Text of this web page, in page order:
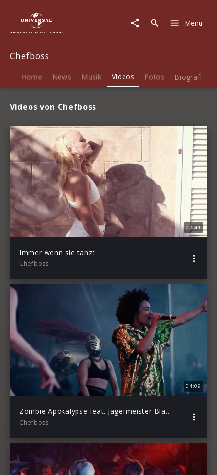
Menu
Chefboss
Home News Musik Videos Fotos Biografie
Videos von Chefboss
02:41
Immer wenn sie tanzt
Chefboss
04:09
Zombie Apokalypse feat. Jägermeister Blaskapelle (JMBK Remix – Live @ Helene Beach Festival)
Chefboss